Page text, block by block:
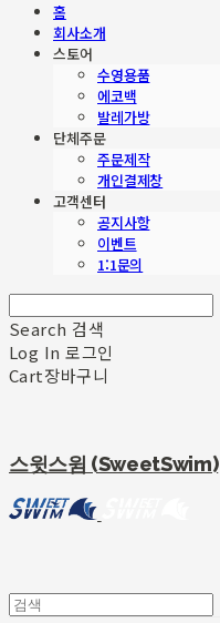
홈
회사소개
스토어
수영용품
에코백
발레가방
단체주문
주문제작
개인결제창
고객센터
공지사항
이벤트
1:1문의
Search 검색
Log In 로그인
Cart장바구니
스윗스윔 (SweetSwim)